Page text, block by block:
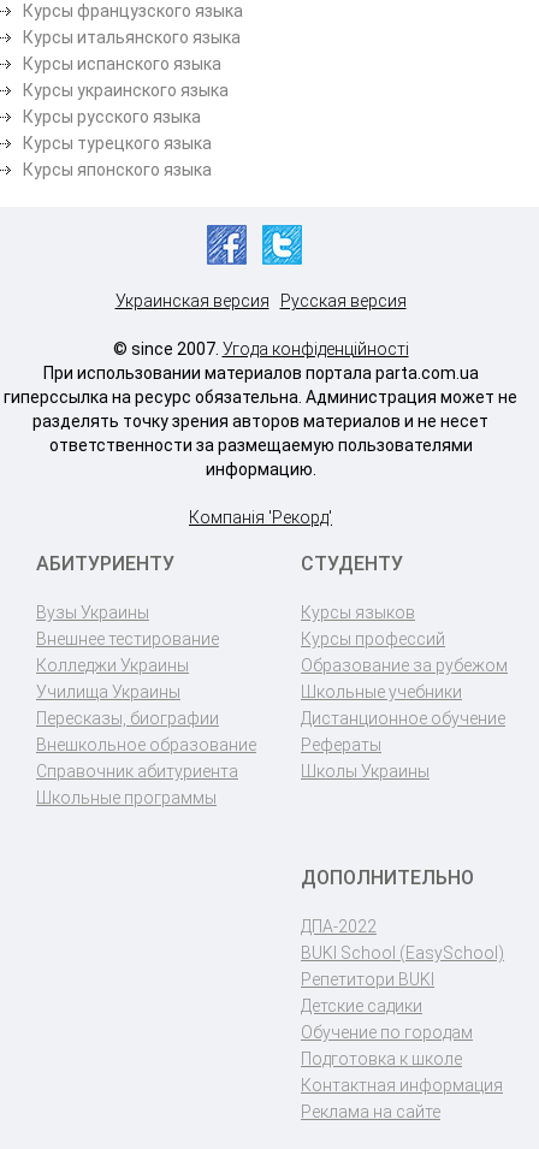
Курсы французского языка
Курсы итальянского языка
Курсы испанского языка
Курсы украинского языка
Курсы русского языка
Курсы турецкого языка
Курсы японского языка
Украинская версия Русская версия
© since 2007. Угода конфіденційності
При использовании материалов портала parta.com.ua
гиперссылка на ресурс обязательна. Администрация может не
разделять точку зрения авторов материалов и не несет
ответственности за размещаемую пользователями
информацию.
Компанія 'Рекорд'
АБИТУРИЕНТУ
Вузы Украины
Внешнее тестирование
Колледжи Украины
Училища Украины
Пересказы, биографии
Внешкольное образование
Справочник абитуриента
Школьные программы
СТУДЕНТУ
Курсы языков
Курсы профессий
Образование за рубежом
Школьные учебники
Дистанционное обучение
Рефераты
Школы Украины
ДОПОЛНИТЕЛЬНО
ДПА-2022
BUKI School (EasySchool)
Репетитори BUKI
Детские садики
Обучение по городам
Подготовка к школе
Контактная информация
Реклама на сайте